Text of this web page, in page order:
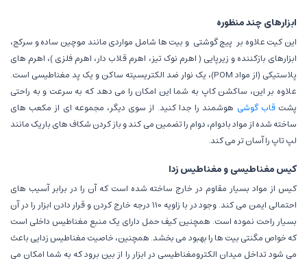
ابزارهای چند منظوره
این کیت علاوه بر پیچ گوشتی و بیت ها شامل مواردی مانند موچین ساده و سرکج،
ابزارهای بازکننده و زیرپایی ( اهرم نوک تیز، اهرم قلاب دار، اهرم فلزی )، اهرم های
پلاستیکی (از مواد POM)، یک نوار ضد الکتریسیته ساکن و یک پد مغناطیسی است.
علاوه بر این، ساکشن کاپ به شما این امکان را می دهد که به سرعت و به راحتی
پشتقاب گوشی هوشمند را جدا کنید. از سوی دیگر، مجموعه ای از مکعب های
ساخته شده از مواد بادوام، دوام را تضمین می کند و باز کردن شکاف های باریک مانند
لپ تاپ را آسان تر می کند.
کیس مغناطیسی و مغناطیس زدا
کیس از مواد بسیار مقاوم در خارج ساخته شده است که آن را در برابر آسیب های
احتمالی ایمن می کند. وجود در با زاویه 110 درجه خارج کردن و قرار دادن ابزار را در آن
بسیار راحت نموده است. همچنین کیف حمل دارای یک منبع مغناطیس داخلی است
که خواص مگنتی بیت ها را بهبود می بخشد. همچنین، خاصیت مغناطیس زدایی باعث
می شود تداخل میدان الکترومغناطیسی در ابزار را از بین برود که به شما امکان می